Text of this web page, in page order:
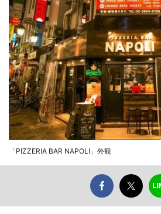
「PIZZERIA BAR NAPOLI」外観